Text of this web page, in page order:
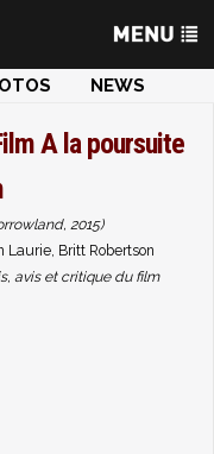
NEWS
A la poursuite
2015)
Laurie, Britt Robertson
avis et critique du film